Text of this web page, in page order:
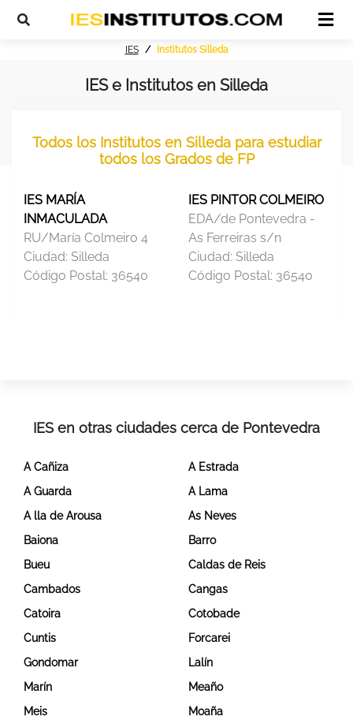
IES Institutos Silleda
IES e Institutos en Silleda
Todos los Institutos en Silleda para estudiar
todos los Grados de FP
IES MARÍA
INMACULADA
RU/María Colmeiro 4
Ciudad: Silleda
Código Postal: 36540
IES PINTOR COLMEIRO
EDA/de Pontevedra -
As Ferreiras s/n
Ciudad: Silleda
Código Postal: 36540
IES en otras ciudades cerca de Pontevedra
A Cañiza
A Estrada
A Guarda
A Lama
A lla de Arousa
As Neves
Baiona
Barro
Bueu
Caldas de Reis
Cambados
Cangas
Catoira
Cotobade
Cuntis
Forcarei
Gondomar
Lalín
Marín
Meaño
Meis
Moaña